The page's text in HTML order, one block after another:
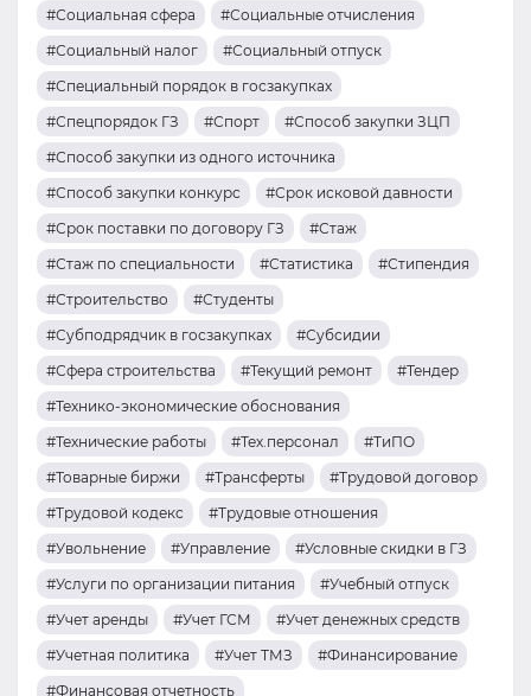
#Социальная сфера
#Социальные отчисления
#Социальный налог
#Социальный отпуск
#Специальный порядок в госзакупках
#Спецпорядок ГЗ
#Спорт
#Способ закупки ЗЦП
#Способ закупки из одного источника
#Способ закупки конкурс
#Срок исковой давности
#Срок поставки по договору ГЗ
#Стаж
#Стаж по специальности
#Статистика
#Стипендия
#Строительство
#Студенты
#Субподрядчик в госзакупках
#Субсидии
#Сфера строительства
#Текущий ремонт
#Тендер
#Технико-экономические обоснования
#Технические работы
#Тех.персонал
#ТиПО
#Товарные биржи
#Трансферты
#Трудовой договор
#Трудовой кодекс
#Трудовые отношения
#Увольнение
#Управление
#Условные скидки в ГЗ
#Услуги по организации питания
#Учебный отпуск
#Учет аренды
#Учет ГСМ
#Учет денежных средств
#Учетная политика
#Учет ТМЗ
#Финансирование
#Финансовая отчетность